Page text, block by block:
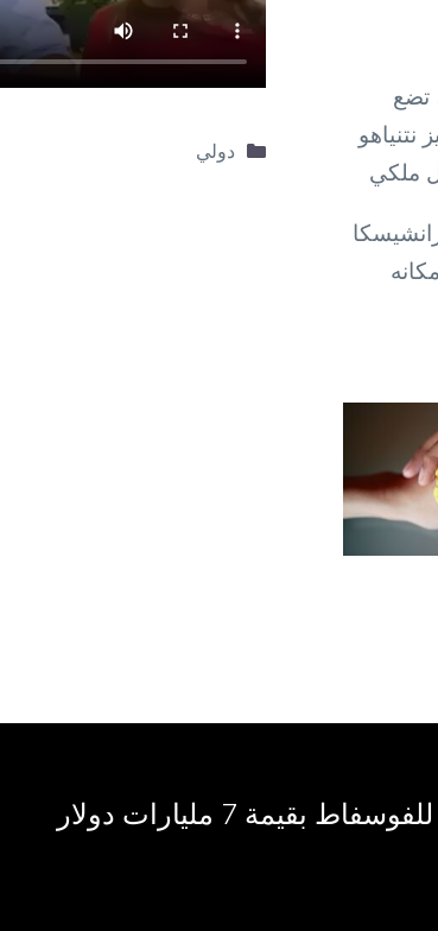
التصنيفات
دولي
7 مليارات دولار